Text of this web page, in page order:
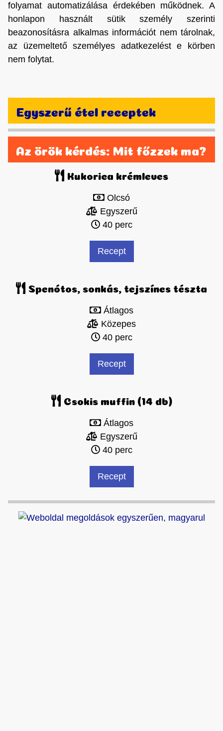
folyamat automatizálása érdekében működnek. A
honlapon használt sütik személy szerinti
beazonosításra alkalmas információt nem tárolnak,
az üzemeltető személyes adatkezelést e körben
nem folytat.
Egyszerű étel receptek
Az örök kérdés: Mit főzzek ma?
Kukorica krémleves
Olcsó
Egyszerű
40 perc
Recept
Spenótos, sonkás, tejszínes tészta
Átlagos
Közepes
40 perc
Recept
Csokis muffin (14 db)
Átlagos
Egyszerű
40 perc
Recept